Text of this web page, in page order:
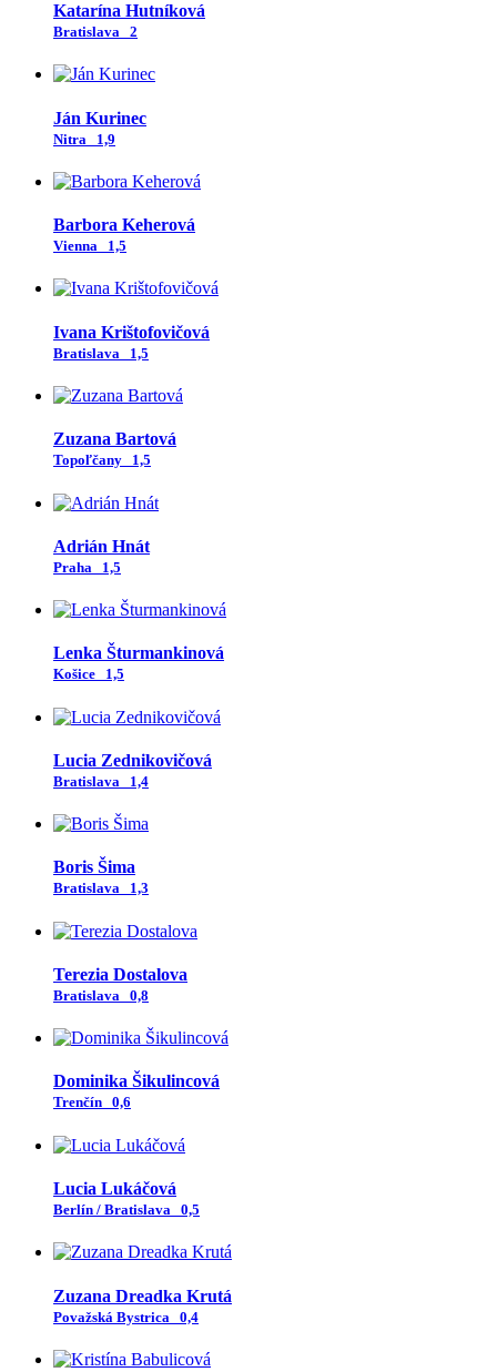
Katarína Hutníková
Bratislava 2
Ján Kurinec
Nitra 1,9
Barbora Keherová
Vienna 1,5
Ivana Krištofovičová
Bratislava 1,5
Zuzana Bartová
Topoľčany 1,5
Adrián Hnát
Praha 1,5
Lenka Šturmankinová
Košice 1,5
Lucia Zednikovičová
Bratislava 1,4
Boris Šima
Bratislava 1,3
Terezia Dostalova
Bratislava 0,8
Dominika Šikulincová
Trenčín 0,6
Lucia Lukáčová
Berlín / Bratislava 0,5
Zuzana Dreadka Krutá
Považská Bystrica 0,4